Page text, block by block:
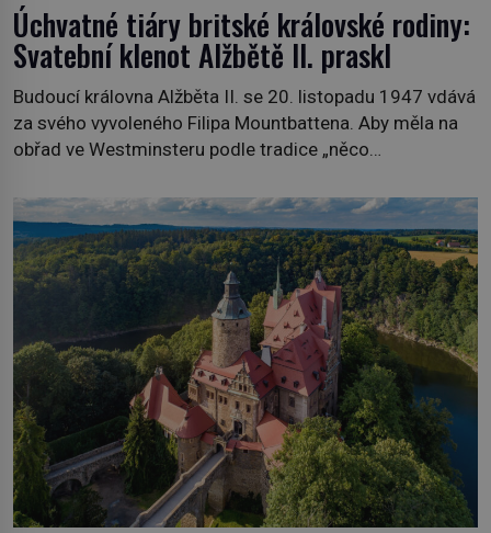
Úchvatné tiáry britské královské rodiny:
Svatební klenot Alžbětě II. praskl
Budoucí královna Alžběta II. se 20. listopadu 1947 vdává
za svého vyvoleného Filipa Mountbattena. Aby měla na
obřad ve Westminsteru podle tradice „něco
soukromé kolekce – diamantovou tiáru královny Marie.
„Je to ošklivá špičatá tiára,“ zhodnotil klenot britský
politik Sir Henry Channon (1897–1958), když si […]